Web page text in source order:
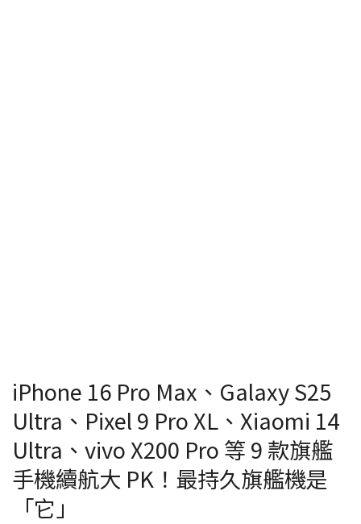
iPhone 16 Pro Max、Galaxy S25
Ultra、Pixel 9 Pro XL、Xiaomi 14
Ultra、vivo X200 Pro 等 9 款旗艦
手機續航大 PK！最持久旗艦機是
「它」